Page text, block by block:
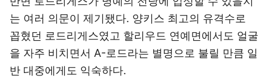
는 여러 의문이 제기됐다. 양키스 최고의 유격수로
꼽혔던 로드리게스였고 할리우드 연예면에서도 얼굴
을 자주 비치면서 A-로드라는 별명으로 불릴 만큼 일
반 대중에게도 익숙하다.